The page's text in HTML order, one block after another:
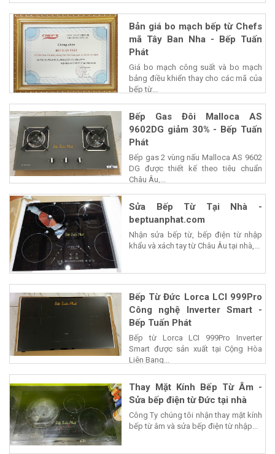
Bản giá bo mạch bếp từ Chefs
mã Tây Ban Nha - Bếp Tuấn
Phát
Giá bo mạch công suất và bo mạch
bảng điều khiển thay cho các mã của
bếp từ...
Bếp Gas Đôi Malloca AS
9602DG giảm 30% - Bếp Tuấn
Phát
Bếp gas 2 vùng nấu Malloca AS 9602
DG được thiết kế theo tiêu chuẩn
Châu Âu,...
Sửa Bếp Từ Tại Nhà -
beptuanphat.com
Nhận sửa bếp từ, bếp điện từ nhập
khẩu và xách tay từ Châu Âu tại nhà,...
Bếp Từ Đức Lorca LCI 999Pro
Công nghệ Inverter Smart -
Bếp Tuấn Phát
Bếp từ Lorca LCI 999Pro Inverter
Smart được sản xuất tại Cộng Hòa
Liên Bang...
Thay Mặt Kính Bếp Từ Âm -
Sửa bếp điện từ Đức tại nhà
Công Ty chúng tôi nhận thay mặt kính
bếp từ âm và sửa bếp điện từ nhập...